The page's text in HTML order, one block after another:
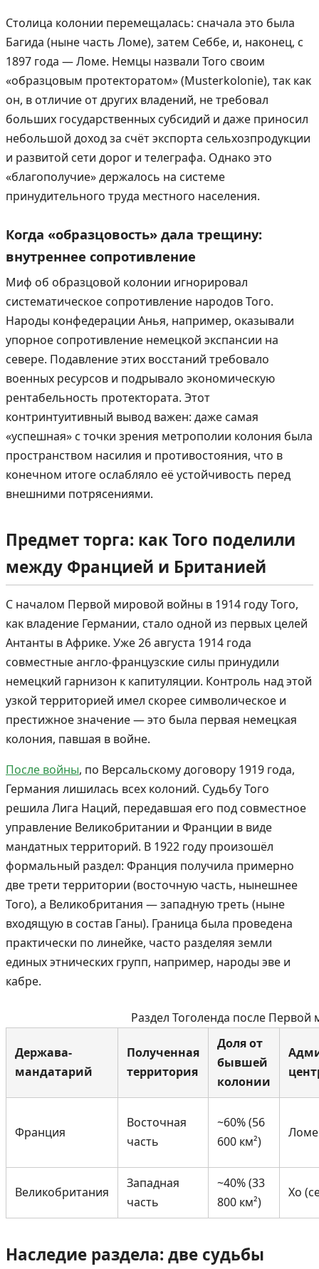
Столица колонии перемещалась: сначала это была
Багида (ныне часть Ломе), затем Себбе, и, наконец, с
1897 года — Ломе. Немцы назвали Того своим
«образцовым протекторатом» (Musterkolonie), так как
он, в отличие от других владений, не требовал
больших государственных субсидий и даже приносил
небольшой доход за счёт экспорта сельхозпродукции
и развитой сети дорог и телеграфа. Однако это
«благополучие» держалось на системе
принудительного труда местного населения.
Когда «образцовость» дала трещину:
внутреннее сопротивление
Миф об образцовой колонии игнорировал
систематическое сопротивление народов Того.
Народы конфедерации Анья, например, оказывали
упорное сопротивление немецкой экспансии на
севере. Подавление этих восстаний требовало
военных ресурсов и подрывало экономическую
рентабельность протектората. Этот
контринтуитивный вывод важен: даже самая
«успешная» с точки зрения метрополии колония была
пространством насилия и противостояния, что в
конечном итоге ослабляло её устойчивость перед
внешними потрясениями.
Предмет торга: как Того поделили
между Францией и Британией
С началом Первой мировой войны в 1914 году Того,
как владение Германии, стало одной из первых целей
Антанты в Африке. Уже 26 августа 1914 года
совместные англо-французские силы принудили
немецкий гарнизон к капитуляции. Контроль над этой
узкой территорией имел скорее символическое и
престижное значение — это была первая немецкая
колония, павшая в войне.
После войны, по Версальскому договору 1919 года,
Германия лишилась всех колоний. Судьбу Того
решила Лига Наций, передавшая его под совместное
управление Великобритании и Франции в виде
мандатных территорий. В 1922 году произошёл
формальный раздел: Франция получила примерно
две трети территории (восточную часть, нынешнее
Того), а Великобритания — западную треть (ныне
входящую в состав Ганы). Граница была проведена
практически по линейке, часто разделяя земли
единых этнических групп, например, народы эве и
кабре.
Раздел Тоголенда после
Держава-
мандатарий
Полученная
территория
Доля от
бывшей
колонии
Франция
Восточная
часть
~60% (56
600 км²)
Ломе
Великобритания
Западная
часть
~40% (33
800 км²)
Хо
Наследие раздела: две судьбы